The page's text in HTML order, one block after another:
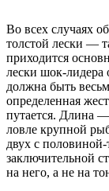
Во всех случаях
толстой лески —
приходится
лески шок-лидера
должна быть
определенная
путается. Длина
ловле крупной
двух с
заключительной
на него, а не на